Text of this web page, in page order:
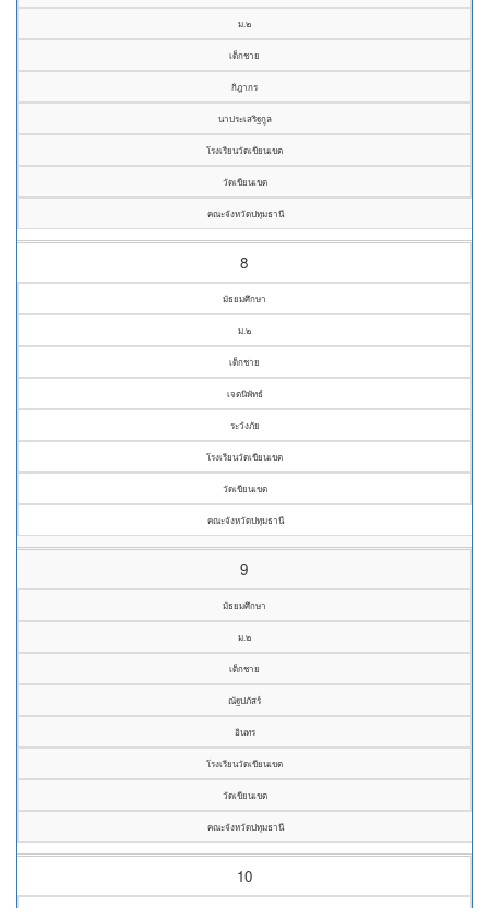
ม.๒
เด็กชาย
กิฎากร
นาประเสริฐกูล
โรงเรียนวัดเขียนเขต
วัดเขียนเขต
คณะจังหวัดปทุมธานี
8
มัธยมศึกษา
ม.๒
เด็กชาย
เจตนิพัทธ์
ระวังภัย
โรงเรียนวัดเขียนเขต
วัดเขียนเขต
คณะจังหวัดปทุมธานี
9
มัธยมศึกษา
ม.๒
เด็กชาย
ณัฐปภัสร์
อินทร
โรงเรียนวัดเขียนเขต
วัดเขียนเขต
คณะจังหวัดปทุมธานี
10